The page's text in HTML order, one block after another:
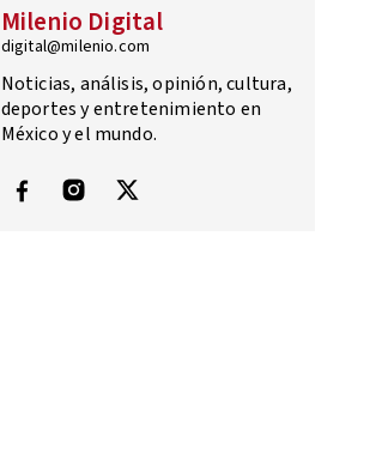
Milenio Digital
digital@milenio.com
Noticias, análisis, opinión, cultura,
deportes y entretenimiento en
México y el mundo.